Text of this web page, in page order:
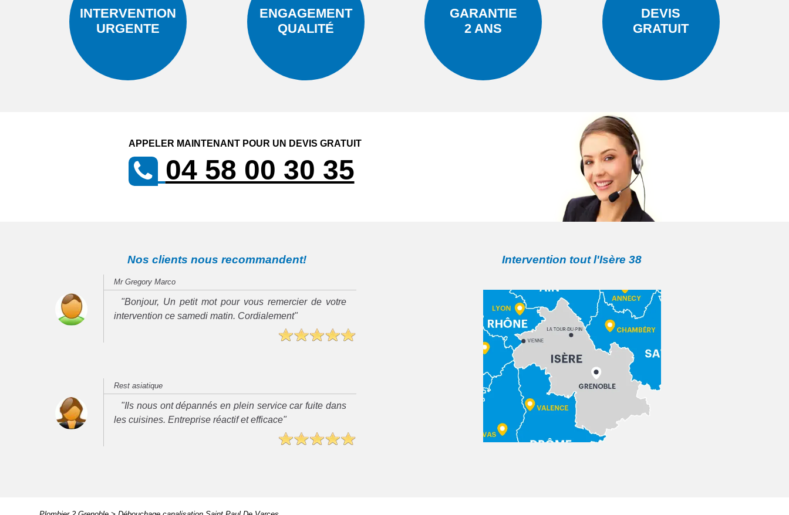
INTERVENTION
URGENTE
ENGAGEMENT
QUALITÉ
GARANTIE
2 ANS
DEVIS
GRATUIT
APPELER MAINTENANT POUR UN DEVIS GRATUIT
04 58 00 30 35
Nos clients nous recommandent!
Mr Gregory Marco
"Bonjour, Un petit mot pour vous remercier de votre
intervention ce samedi matin. Cordialement"
Rest asiatique
"Ils nous ont dépannés en plein service car fuite dans
les cuisines. Entreprise réactif et efficace"
Intervention tout l'Isère 38